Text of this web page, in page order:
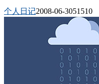
个人日记2008-06-3051510